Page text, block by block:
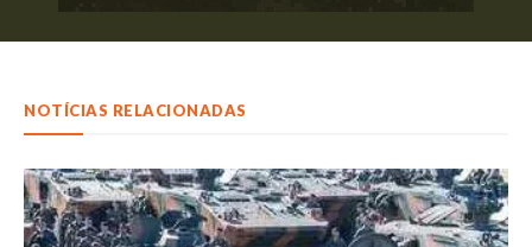
NOTÍCIAS RELACIONADAS